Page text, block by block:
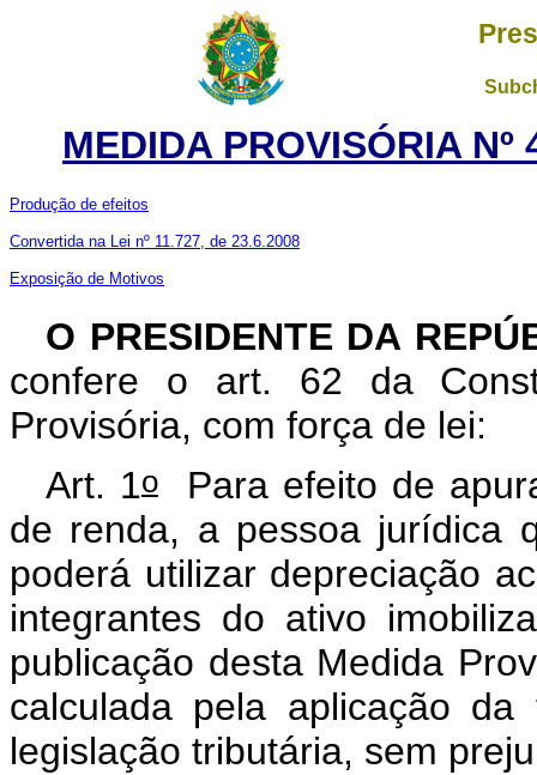
MEDIDA PROVISÓRIA
Produção de efeitos
Convertida na Lei nº 11.727, de 23.6.2008
Exposição de Motivos
O PRESIDENTE DA
confere o art. 62 da
Provisória, com força de lei:
Art. 1oPara efeito de
de renda, a pessoa jurídica
poderá utilizar depreciação
integrantes do ativo
publicação desta Medida
calculada pela aplicação
legislação tributária, sem